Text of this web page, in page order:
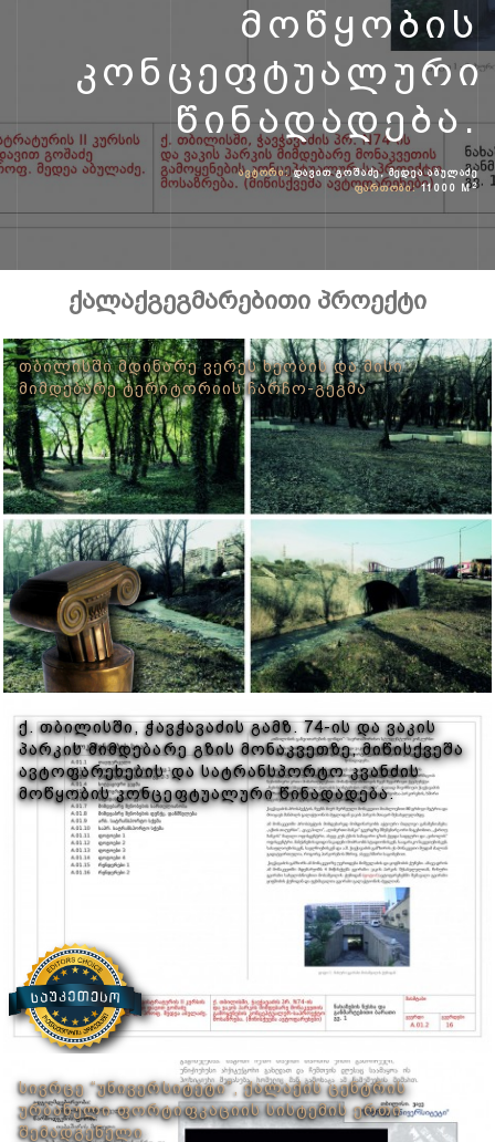
ᲛᲝᲬᲧᲝᲑᲘᲡ
ᲙᲝᲜᲪᲔᲤᲢᲣᲐᲚᲣᲠᲘ
ᲬᲘᲜᲐᲓᲐᲓᲔᲑᲐ.
ᲐᲕᲢᲝᲠᲘ:ᲓᲐᲕᲘᲗ ᲒᲝᲨᲐᲫᲔ, ᲛᲔᲓᲔᲐ ᲐᲑᲣᲚᲐᲫᲔ
ᲤᲐᲠᲗᲝᲑᲘ:11000 M2
ქალაქგეგმარებითი პროექტი
ᲗᲑᲘᲚᲘᲡᲨᲘ ᲛᲓᲘᲜᲐᲠᲔ ᲕᲔᲠᲔᲡ ᲮᲔᲝᲑᲘᲡ ᲓᲐ ᲛᲘᲡᲘ
ᲛᲘᲛᲓᲔᲑᲐᲠᲔ ᲢᲔᲠᲘᲢᲝᲠᲘᲘᲡ ᲩᲐᲠᲩᲝ-ᲒᲔᲒᲛᲐ
Ქ. ᲗᲑᲘᲚᲘᲡᲨᲘ, ᲭᲐᲕᲭᲐᲕᲐᲫᲘᲡ ᲒᲐᲛᲖ. 74-ᲘᲡ ᲓᲐ ᲕᲐᲙᲘᲡ
ᲞᲐᲠᲙᲘᲡ ᲛᲘᲛᲓᲔᲑᲐᲠᲔ ᲒᲖᲘᲡ ᲛᲝᲜᲐᲙᲕᲔᲗᲖᲔ, ᲛᲘᲬᲘᲡᲥᲕᲔᲨᲐ
ᲐᲕᲢᲝᲤᲐᲠᲔᲮᲔᲑᲘᲡ ᲓᲐ ᲡᲐᲢᲠᲐᲜᲡᲞᲝᲠᲢᲝ ᲙᲕᲐᲜᲫᲘᲡ
ᲛᲝᲬᲧᲝᲑᲘᲡ ᲙᲝᲜᲪᲔᲤᲢᲣᲐᲚᲣᲠᲘ ᲬᲘᲜᲐᲓᲐᲓᲔᲑᲐ.
ᲡᲘᲕᲠᲪᲔ “ᲣᲜᲘᲕᲔᲠᲡᲘᲢᲔᲢᲘ”, ᲥᲐᲚᲐᲥᲘᲡ ᲪᲔᲜᲢᲠᲘᲡ
ᲣᲠᲑᲐᲜᲣᲚᲘ ᲤᲝᲠᲢᲘᲤᲙᲐᲪᲘᲘᲡ ᲡᲘᲡᲢᲔᲛᲘᲡ ᲔᲠᲗᲘ
ᲨᲔᲛᲐᲓᲒᲔᲜᲔᲚᲘ